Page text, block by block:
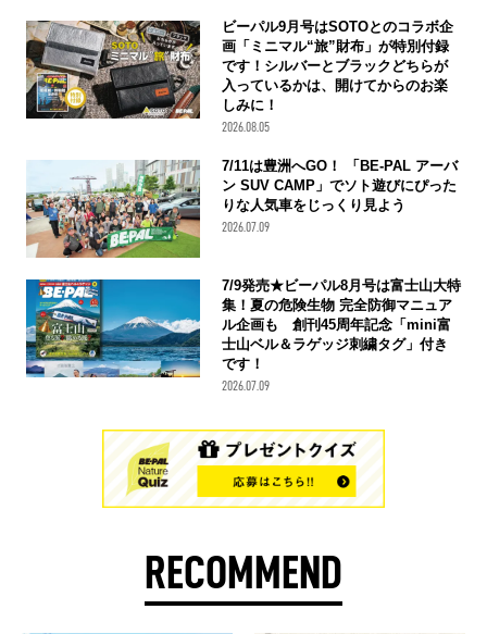
ビーパル9月号はSOTOとのコラボ企
画「ミニマル“旅”財布」が特別付録
です！シルバーとブラックどちらが
入っているかは、開けてからのお楽
しみに！
2026.08.05
7/11は豊洲へGO！ 「BE-PAL アーバ
ン SUV CAMP」でソト遊びにぴった
りな人気車をじっくり見よう
2026.07.09
7/9発売★ビーパル8月号は富士山大特
集！夏の危険生物 完全防御マニュア
ル企画も 創刊45周年記念「mini富
士山ベル＆ラゲッジ刺繍タグ」付き
です！
2026.07.09
RECOMMEND